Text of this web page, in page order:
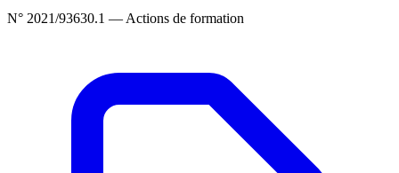
N° 2021/93630.1 — Actions de formation